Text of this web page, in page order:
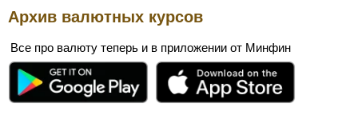
Архив валютных курсов
Все про валюту теперь и в приложении от Минфин